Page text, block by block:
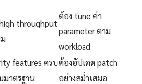
throughput
ต้อง tune ค่า
parameter ตาม
workload
features ครบ
มาตรฐาน
ต้องอัปเดต patch
อย่างสม่ำเสมอ